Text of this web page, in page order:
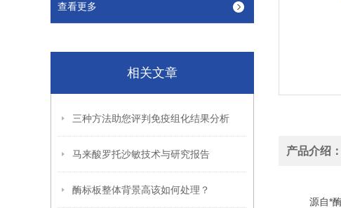
查看更多
相关文章
三种方法助您评判免疫组化结果分析
马来酸罗托沙敏技术与研究报告
酶标板整体背景高该如何处理？
产品介绍：
源自*酶